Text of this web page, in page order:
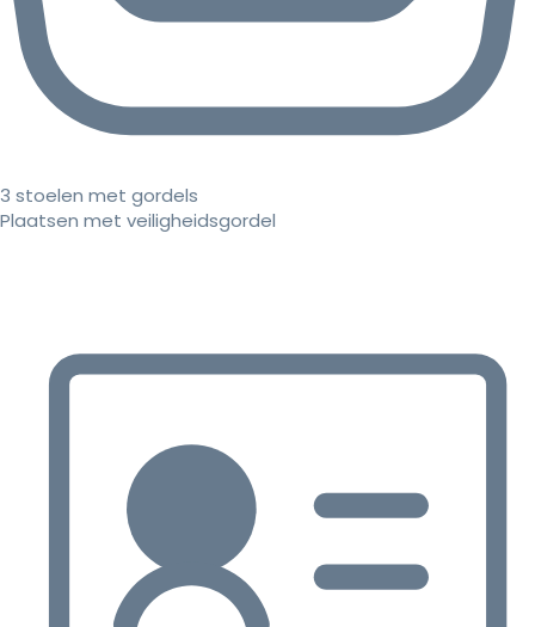
3 stoelen met gordels
Plaatsen met veiligheidsgordel